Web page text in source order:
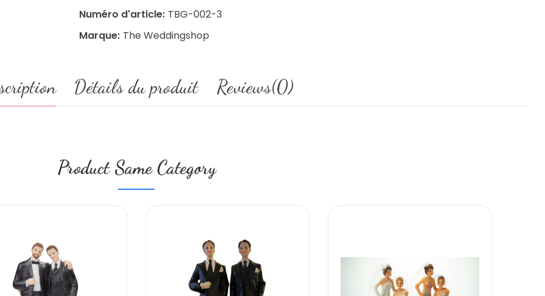
Numéro d'article: TBG-002-3
Marque: The Weddingshop
Détails du produit Reviews(0)
Product Same Category